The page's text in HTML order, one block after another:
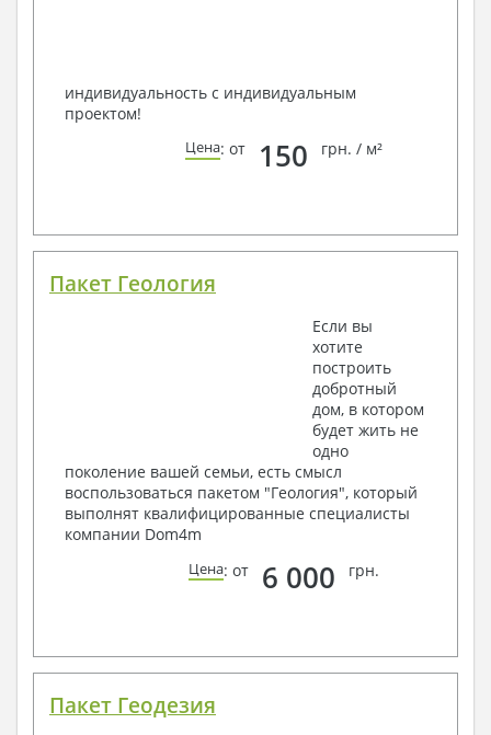
индивидуальность с индивидуальным
проектом!
Цена: от 150 грн. / м²
Пакет Геология
Если вы
хотите
построить
добротный
дом, в котором
будет жить не
одно
поколение вашей семьи, есть смысл
воспользоваться пакетом "Геология", который
выполнят квалифицированные специалисты
компании Dom4m
Цена: от 6 000 грн.
Пакет Геодезия